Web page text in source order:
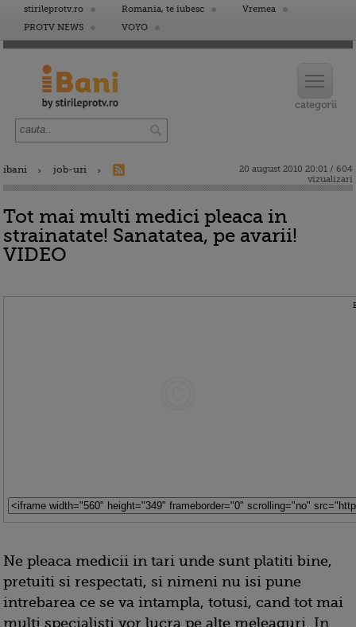
stirileprotv.ro Romania, te iubesc
Vremea
PROTV NEWS
VOYO
ibani job-uri
20 august 2010 20:01 / 604
vizualizari
Tot mai multi medici pleaca in
strainatate! Sanatatea, pe avarii!
VIDEO
Ne pleaca medicii in tari unde sunt platiti bine,
pretuiti si respectati, si nimeni nu isi pune
intrebarea ce se va intampla, totusi, cand tot mai
multi specialisti vor lucra pe alte meleaguri. In